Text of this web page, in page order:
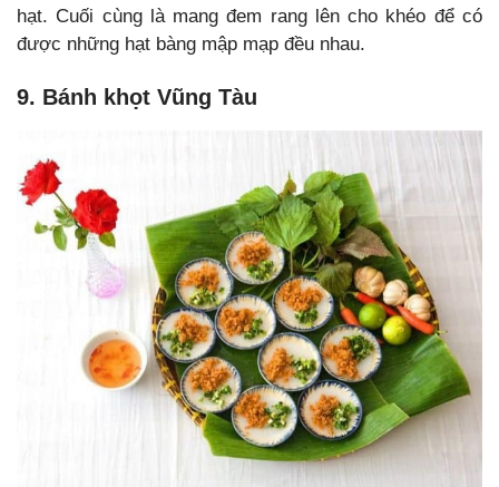
hạt. Cuối cùng là mang đem rang lên cho khéo để có
được những hạt bàng mập mạp đều nhau.
9. Bánh khọt Vũng Tàu